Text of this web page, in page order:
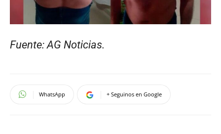
Fuente: AG Noticias.
WhatsApp + Seguinos en Google